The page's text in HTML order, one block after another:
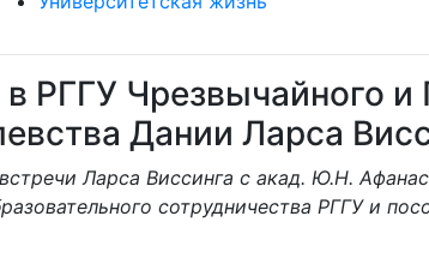
в РГГУ Чрезвычайного
Дании Ларса
Ларса Виссинга с акад. Ю.Н.
сотрудничества РГГУ и